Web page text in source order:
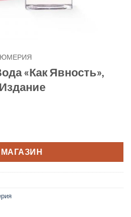
«Как Явность»,
МАГАЗИН